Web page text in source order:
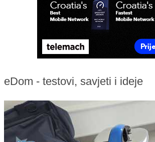
eDom - testovi, savjeti i ideje